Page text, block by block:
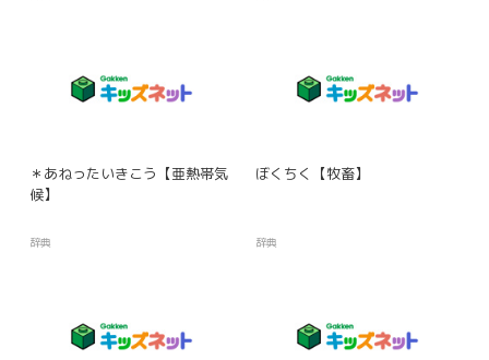
＊あねったいきこう【亜熱帯気
候】
辞典
ぼくちく【牧畜】
辞典